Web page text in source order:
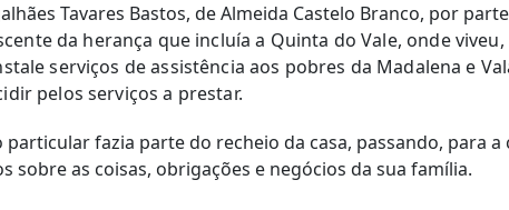
Tavares Bastos, de Almeida Castelo Branco, por
da herança que incluía a Quinta do Vale, onde
serviços de assistência aos pobres da Madalena e
pelos serviços a prestar.
particular fazia parte do recheio da casa, passando, para
sobre as coisas, obrigações e negócios da sua família.